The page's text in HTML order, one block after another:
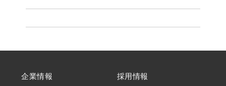
企業情報
採用情報